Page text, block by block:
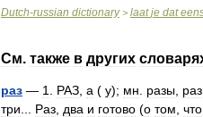
Dutch-russian dictionary> laat je dat
См. также в других
раз — 1 РАЗ а ( у); мн разы раз
три
Раз два и готово (о том что